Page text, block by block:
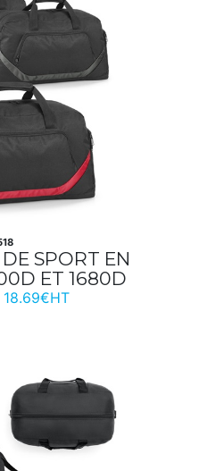
SPORT EN
ET 1680D